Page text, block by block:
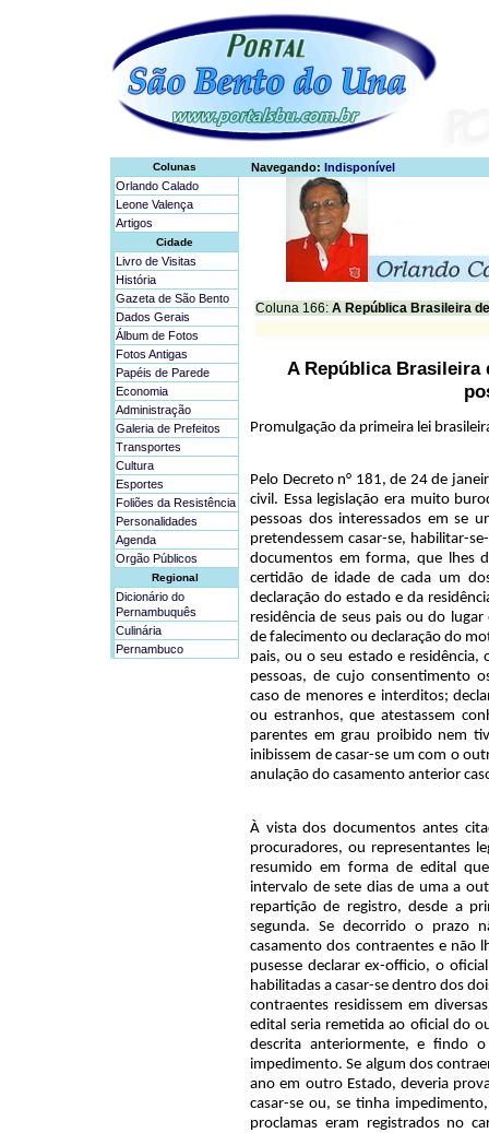
Colunas
Orlando Calado
Leone Valença
Artigos
Cidade
Livro de Visitas
História
Gazeta de São Bento
Dados Gerais
Álbum de Fotos
Fotos Antigas
Papéis de Parede
Economia
Administração
Galeria de Prefeitos
Transportes
Cultura
Esportes
Foliões da Resistência
Personalidades
Agenda
Orgão Públicos
Regional
Dicionário do
Pernambuquês
Culinária
Pernambuco
Navegando: Indisponível
Coluna 166: A República Brasileira
A República
Promulgação da primeira lei
Pelo Decreto n° 181, de 24 de
civil. Essa legislação era muito
pessoas dos interessados em se
pretendessem casar-se, habilitar-
documentos em forma, que lhes
certidão de idade de cada um
declaração do estado e da
residência de seus pais ou do
de falecimento ou declaração do
pais, ou o seu estado e
pessoas, de cujo consentimento
caso de menores e interditos;
ou estranhos, que atestassem
parentes em grau proibido nem
inibissem de casar-se um com o
anulação do casamento anterior
À vista dos documentos antes
procuradores, ou representantes
resumido em forma de edital
intervalo de sete dias de uma a
repartição de registro, desde a
segunda. Se decorrido o prazo
casamento dos contraentes e não
pusesse declarar ex-officio, o
habilitadas a casar-se dentro dos
contraentes residissem em
edital seria remetida ao oficial do
descrita anteriormente, e findo
impedimento. Se algum dos
ano em outro Estado, deveria
casar-se ou, se tinha
proclamas eram registrados no